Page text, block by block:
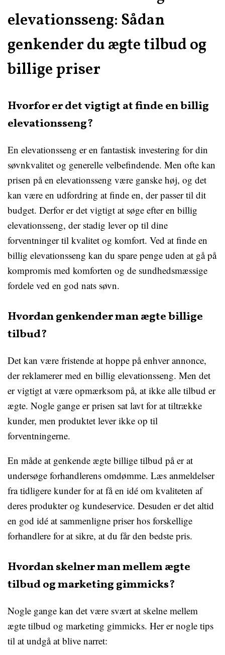
elevationsseng: Sådan
genkender du ægte tilbud og
billige priser
Hvorfor er det vigtigt at finde en billig
elevationsseng?
En elevationsseng er en fantastisk investering for din
søvnkvalitet og generelle velbefindende. Men ofte kan
prisen på en elevationsseng være ganske høj, og det
kan være en udfordring at finde en, der passer til dit
budget. Derfor er det vigtigt at søge efter en billig
elevationsseng, der stadig lever op til dine
forventninger til kvalitet og komfort. Ved at finde en
billig elevationsseng kan du spare penge uden at gå på
kompromis med komforten og de sundhedsmæssige
fordele ved en god nats søvn.
Hvordan genkender man ægte billige
tilbud?
Det kan være fristende at hoppe på enhver annonce,
der reklamerer med en billig elevationsseng. Men det
er vigtigt at være opmærksom på, at ikke alle tilbud er
ægte. Nogle gange er prisen sat lavt for at tiltrække
kunder, men produktet lever ikke op til
forventningerne.
En måde at genkende ægte billige tilbud på er at
undersøge forhandlerens omdømme. Læs anmeldelser
fra tidligere kunder for at få en idé om kvaliteten af
deres produkter og kundeservice. Desuden er det altid
en god idé at sammenligne priser hos forskellige
forhandlere for at sikre, at du får den bedste pris.
Hvordan skelner man mellem ægte
tilbud og marketing gimmicks?
Nogle gange kan det være svært at skelne mellem
ægte tilbud og marketing gimmicks. Her er nogle tips
til at undgå at blive narret: